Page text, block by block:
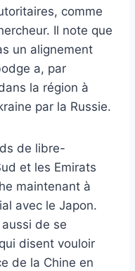
comme
Il note que
un alignement
a, par
la région à
par la Russie.
de libre-
et les Emirats
maintenant à
avec le Japon.
de se
disent vouloir
de la Chine en